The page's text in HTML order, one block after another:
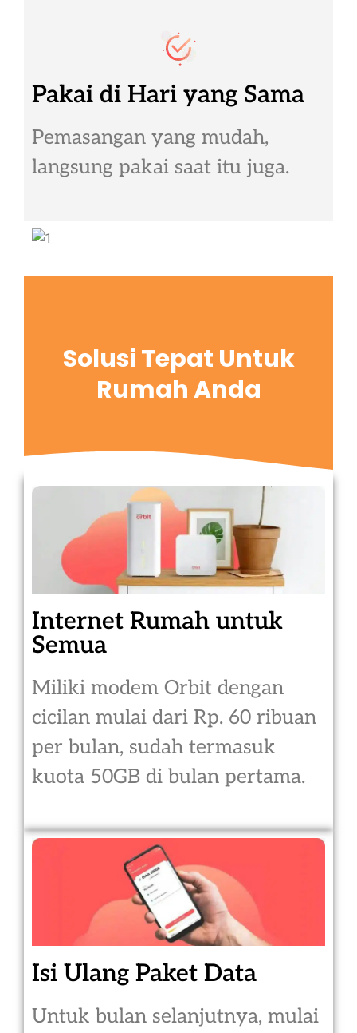
Pakai di Hari yang Sama
Pemasangan yang mudah,
langsung pakai saat itu juga.
Solusi Tepat Untuk
Rumah Anda
Internet Rumah untuk
Semua
Miliki modem Orbit dengan
cicilan mulai dari Rp. 60 ribuan
per bulan, sudah termasuk
kuota 50GB di bulan pertama.
Isi Ulang Paket Data
Untuk bulan selanjutnya, mulai